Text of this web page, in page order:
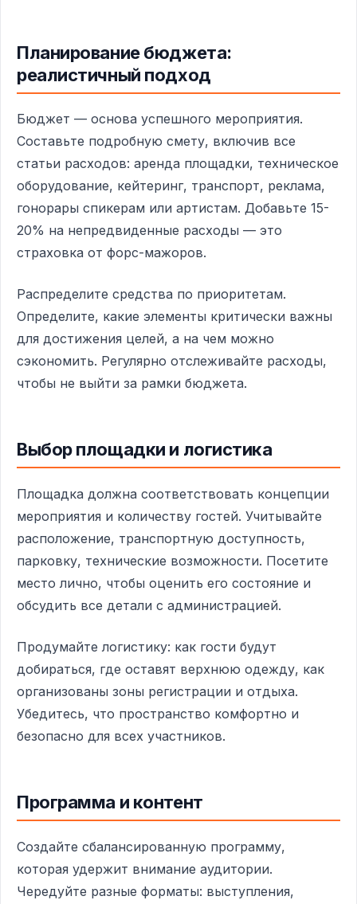
Планирование бюджета:
реалистичный подход
Бюджет — основа успешного мероприятия.
Составьте подробную смету, включив все
статьи расходов: аренда площадки, техническое
оборудование, кейтеринг, транспорт, реклама,
гонорары спикерам или артистам. Добавьте 15-
20% на непредвиденные расходы — это
страховка от форс-мажоров.
Распределите средства по приоритетам.
Определите, какие элементы критически важны
для достижения целей, а на чем можно
сэкономить. Регулярно отслеживайте расходы,
чтобы не выйти за рамки бюджета.
Выбор площадки и логистика
Площадка должна соответствовать концепции
мероприятия и количеству гостей. Учитывайте
расположение, транспортную доступность,
парковку, технические возможности. Посетите
место лично, чтобы оценить его состояние и
обсудить все детали с администрацией.
Продумайте логистику: как гости будут
добираться, где оставят верхнюю одежду, как
организованы зоны регистрации и отдыха.
Убедитесь, что пространство комфортно и
безопасно для всех участников.
Программа и контент
Создайте сбалансированную программу,
которая удержит внимание аудитории.
Чередуйте разные форматы: выступления,